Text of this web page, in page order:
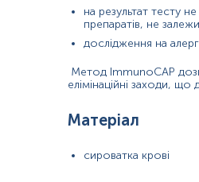
При підозрі на сенсибілізацію
При обстеженні дітей та
захворювань;
Загальна характеристика
Алергія на домашніх тварин – це
та нежить. Деякі люди також можуть
Canis familiaris ) – вид
на результат тесту
препаратів, не
дослідження на
Метод ІmmunoCAP
елімінаційні заходи,
Матеріал
сироватка крові